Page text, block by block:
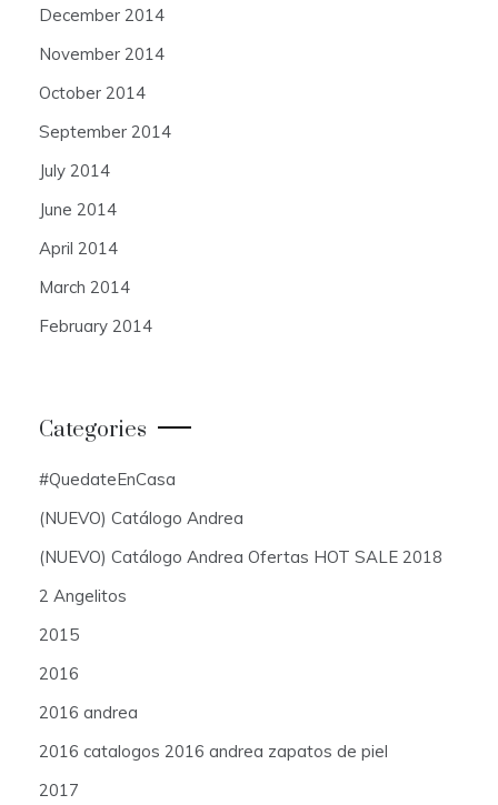
December 2014
November 2014
October 2014
September 2014
July 2014
June 2014
April 2014
March 2014
February 2014
Categories
#QuedateEnCasa
(NUEVO) Catálogo Andrea
(NUEVO) Catálogo Andrea Ofertas HOT SALE 2018
2 Angelitos
2015
2016
2016 andrea
2016 catalogos 2016 andrea zapatos de piel
2017